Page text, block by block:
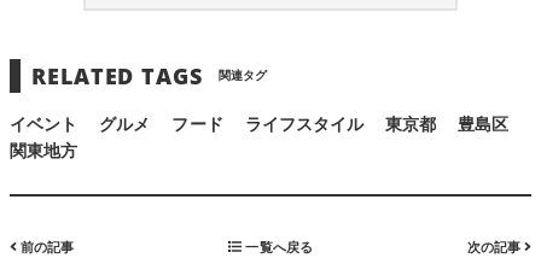
RELATED TAGS 関連タグ
イベント グルメ フード ライフスタイル 東京都
豊島区
関東地方
前の記事 一覧へ戻る 次の記事